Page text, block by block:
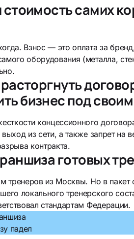
стоимость самих
Взнос — это оплата за
оборудования (металла,
бизнес под
концессионного
из сети, а также запрет на
контракта.
готовых
тренеров из Москвы. Но в
локального тренерского
стандартам Федерации.
падел